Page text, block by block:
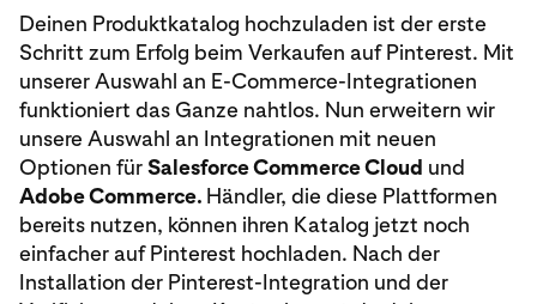
Deinen Produktkatalog hochzuladen ist der erste
Schritt zum Erfolg beim Verkaufen auf Pinterest. Mit
unserer Auswahl an E-Commerce-Integrationen
funktioniert das Ganze nahtlos. Nun erweitern wir
unsere Auswahl an Integrationen mit neuen
Optionen fürSalesforce Commerce Cloud und
Adobe Commerce. Händler, die diese Plattformen
bereits nutzen, können ihren Katalog jetzt noch
einfacher auf Pinterest hochladen. Nach der
Installation der Pinterest-Integration und der